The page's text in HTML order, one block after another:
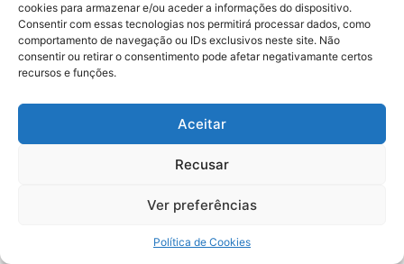
cookies para armazenar e/ou aceder a informações do dispositivo.
Consentir com essas tecnologias nos permitirá processar dados, como
comportamento de navegação ou IDs exclusivos neste site. Não
consentir ou retirar o consentimento pode afetar negativamante certos
recursos e funções.
Aceitar
Recusar
Ver preferências
Política de Cookies
COPYRIGHT © 2021 Departamento de Engenharia Mecância -
UMinho | Developed by